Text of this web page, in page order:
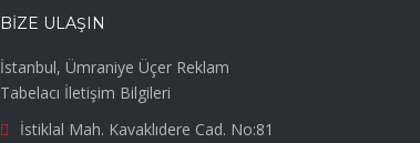
BIZE ULAŞIN
İstanbul, Ümraniye Üçer Reklam
Tabelacı İletişim Bilgileri
İstiklal Mah. Kavaklıdere Cad. No:81